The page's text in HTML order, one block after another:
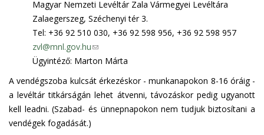
Magyar Nemzeti Levéltár Zala Vármegyei Levéltára
Zalaegerszeg, Széchenyi tér 3.
Tel: +36 92 510 030, +36 92 598 956, +36 92 598 957
zvl@mnl.gov.hu(
l
Ügyintéző: Marton Márta
A vendégszoba kulcsát érkezéskor - munkanapokon 8-16 óráig -
a levéltár titkárságán lehet átvenni, távozáskor pedig ugyanott
kell leadni. (Szabad- és ünnepnapokon nem tudjuk biztosítani a
vendégek fogadását.)